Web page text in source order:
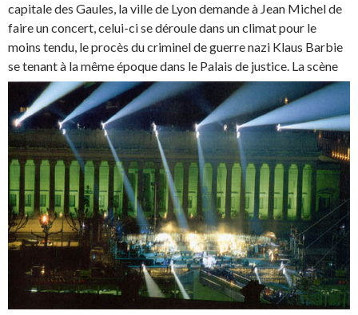
capitale des Gaules, la ville de Lyon demande à Jean Michel de
faire un concert, celui-ci se déroule dans un climat pour le
moins tendu, le procès du criminel de guerre nazi Klaus Barbie
se tenant à la même époque dans le Palais de justice. La scène